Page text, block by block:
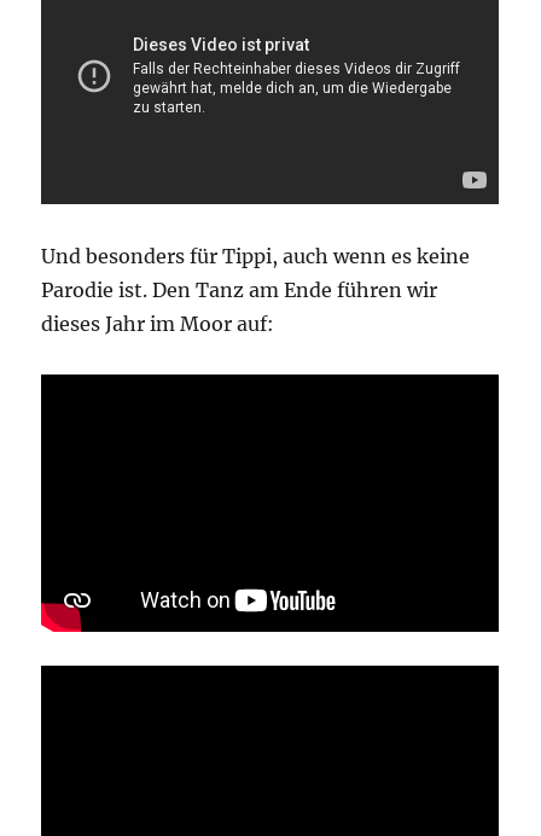
Und besonders für Tippi, auch wenn es keine
Parodie ist. Den Tanz am Ende führen wir
dieses Jahr im Moor auf: